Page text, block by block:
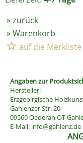
»zurück
»Warenkorb
Angaben zur
Hersteller:
Erzgebirgische
Gahlenzer Str. 20
09569 Oederan OT
E-Mail: info@gahlenz.de